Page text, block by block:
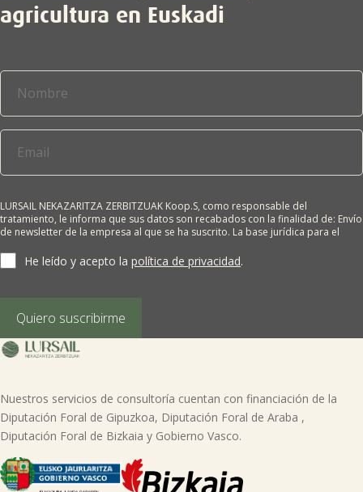

agricultura en Euskadi
LURSAIL NEKAZARITZA ZERBITZUAK Koop.S, como responsable del
tratamiento, le informa que sus datos son recabados con la finalidad de: Envío
de newsletter de la empresa al que se ha suscrito. La base jurídica para el
terceros salvo obligación legal. Cualquier persona tiene derecho a solicitar el
acceso, rectificación, supresión, limitación del tratamiento, oposición o
lursail@lursailkoop.eus. Puede obtener información adicional en nuestra
página web.
He leído y acepto la política de privacidad.
Quiero suscribirme
Nuestros servicios de consultoría cuentan con financiación de la
Diputación Foral de Gipuzkoa, Diputación Foral de Araba ,
Diputación Foral de Bizkaia y Gobierno Vasco.